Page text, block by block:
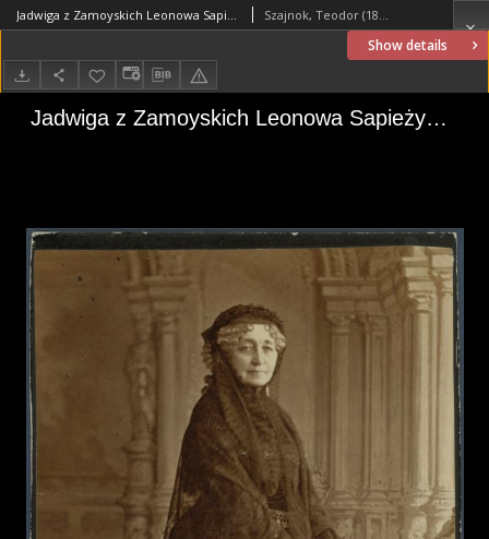
Show details
Jadwiga z Zamoyskich Leonowa Sapieżyna (1806–1890) Szajnok, Teodor (1833-1894)